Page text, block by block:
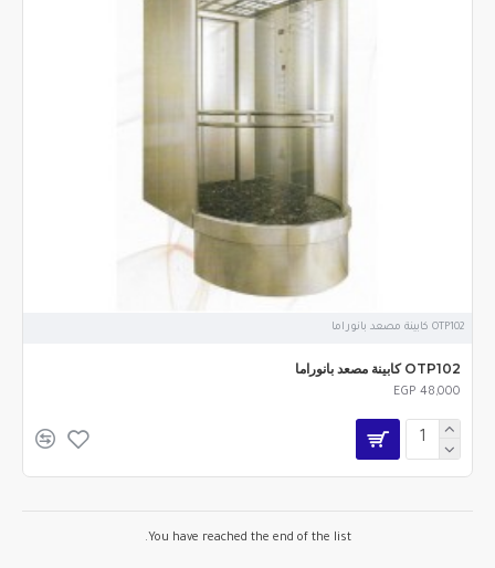
OTP102 كابينة مصعد بانوراما
OTP102 كابينة مصعد بانوراما
EGP 48,000
You have reached the end of the list.